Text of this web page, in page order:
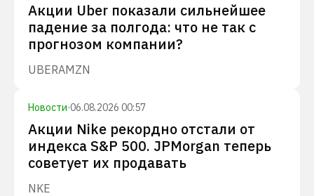
Акции Uber показали сильнейшее
падение за полгода: что не так с
прогнозом компании?
UBERAMZN
Новости·06.08.2026 00:57
Акции Nike рекордно отстали от
индекса S&P 500. JPMorgan теперь
советует их продавать
NKE